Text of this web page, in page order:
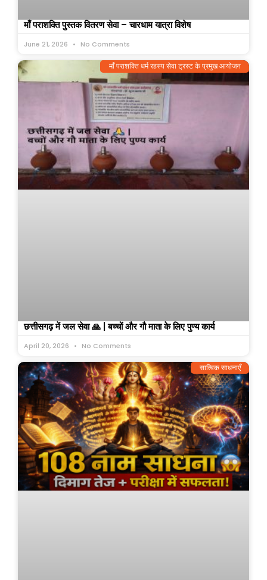
माँ पराशक्ति पुस्तक वितरण सेवा – चारधाम यात्रा विशेष
June 21, 2026 No Comments
माँ पराशक्ति धर्म रहस्य सेवा ट्रस्ट के प्रमुख आयोजन
छत्तीसगढ़ में जल सेवा 🙏 | बच्चों और गौ माता के लिए पुण्य कार्य
April 20, 2026 No Comments
सात्विक साधनाएँ